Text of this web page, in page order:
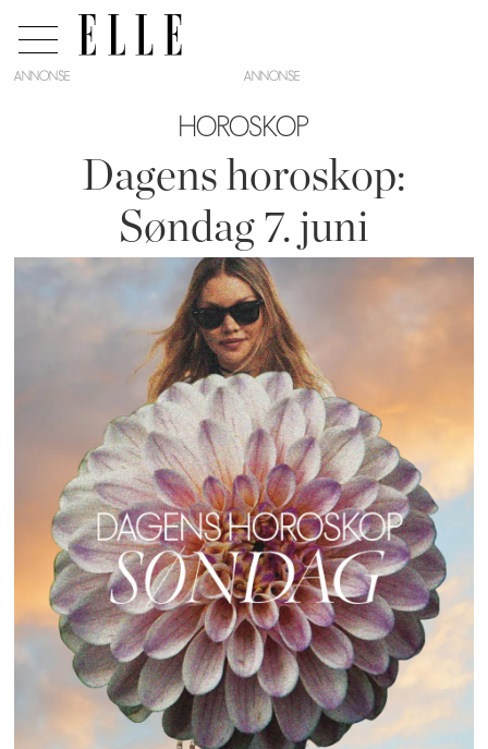
ANNONSE
HOROSKOP
Dagens horoskop:
Søndag 7. juni